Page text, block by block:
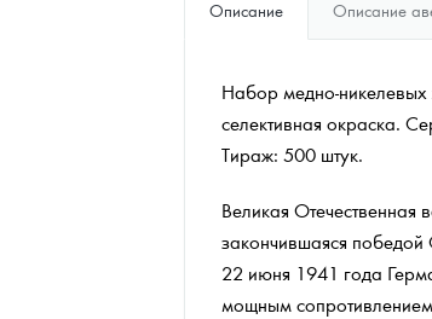
Наборы подарочных и
Монеты и жетоны из
Книги по нумизматике
Описание Описание
Набор медно-никелевых
селективная окраска.
Тираж: 500 штук.
Великая
закончившаяся победой
22 июня 1941 года
мощным